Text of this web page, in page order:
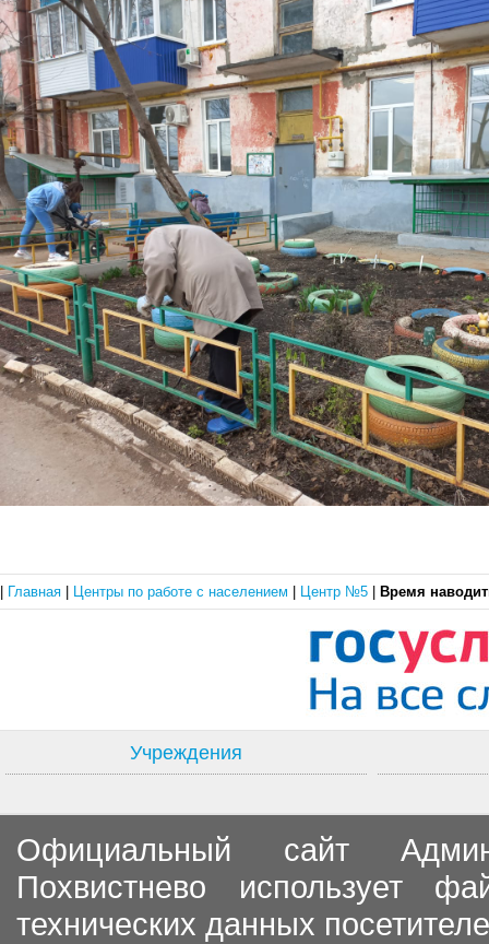
Главная Центры по работе с населением Центр №5 Время
Учреждения
Официальный сайт
Похвистнево использует
технических данных